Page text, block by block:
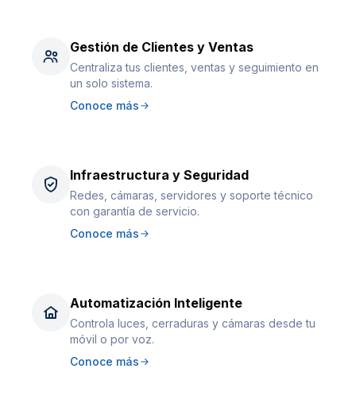
Gestión de Clientes y Ventas
Centraliza tus clientes, ventas y seguimiento en
un solo sistema.
Conoce más
Infraestructura y Seguridad
Redes, cámaras, servidores y soporte técnico
con garantía de servicio.
Conoce más
Automatización Inteligente
Controla luces, cerraduras y cámaras desde tu
móvil o por voz.
Conoce más